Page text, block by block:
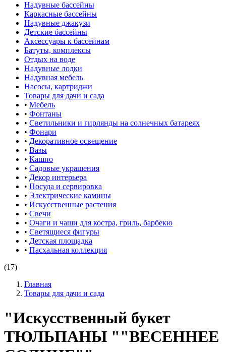
Надувные бассейны
Каркасные бассейны
Надувные джакузи
Детские бассейны
Аксессуары к бассейнам
Батуты, комплексы
Отдых на воде
Надувные лодки
Надувная мебель
Насосы, картриджи
Товары для дачи и сада
• Мебель
• Фонтаны
• Светильники и гирлянды на солнечных батареях
• Фонари
• Декоративное освещение
• Вазы
• Кашпо
• Садовые украшения
• Декор интерьера
• Посуда и сервировка
• Электрические камины
• Искусственные растения
• Свечи
• Очаги и чаши для костра, гриль, барбекю
• Светящиеся фигуры
• Детская площадка
• Пасхальная коллекция
(17)
Главная
Товары для дачи и сада
"Искусственный букет
ТЮЛЬПАНЫ ""ВЕСЕННЕЕ